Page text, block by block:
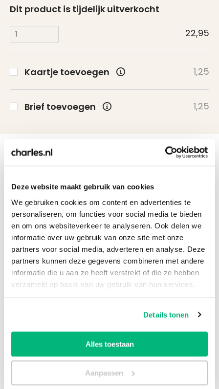
Deze website maakt gebruik van cookies
We gebruiken cookies om content en advertenties te
personaliseren, om functies voor social media te bieden
en om ons websiteverkeer te analyseren. Ook delen we
informatie over uw gebruik van onze site met onze
partners voor social media, adverteren en analyse. Deze
partners kunnen deze gegevens combineren met andere
informatie die u aan ze heeft verstrekt of die ze hebben
verzameld op basis van uw gebruik van hun services.
Details tonen
Alles toestaan
Aanpassen
Dit product is tijdelijk uitverkocht
22,95
Kaartje toevoegen 1,25
Brief toevoegen 1,25
24,95